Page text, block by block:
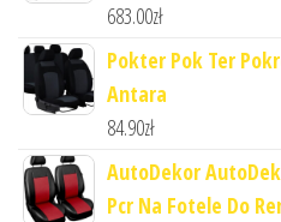
683.00zł
Pokter Pok Ter
Antara
84.90zł
AutoDekor
Pcr Na Fotele Do